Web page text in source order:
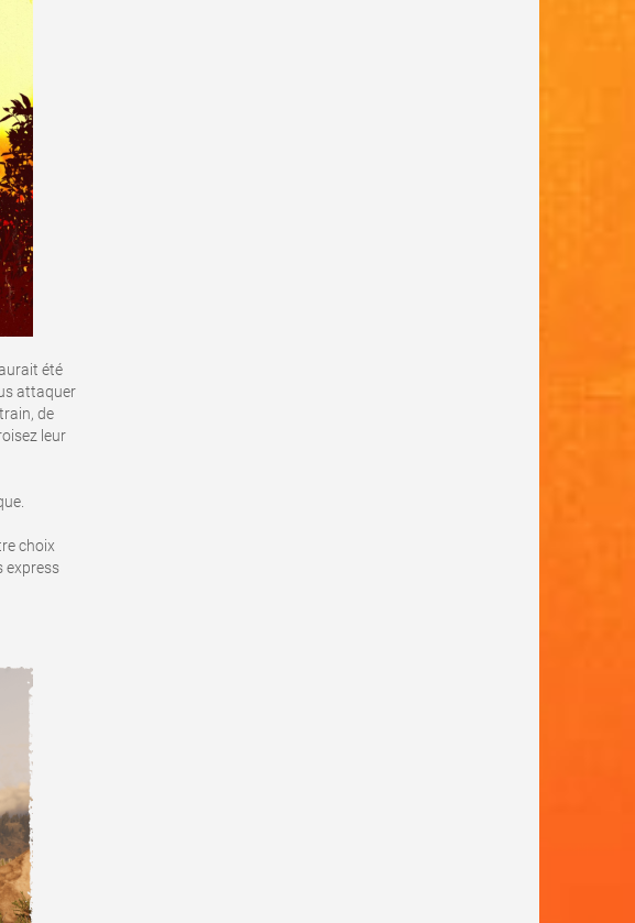
été
attaquer
de
leur
choix
express